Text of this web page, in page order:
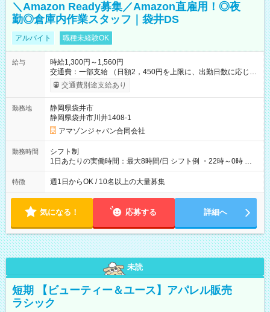
＼Amazon Ready募集／Amazon直雇用！◎夜
勤◎倉庫内作業スタッフ｜袋井DS
アルバイト 職種未経験OK
給与
時給1,300円～1,560円
交通費：一部支給 （日額2，450円を上限に、出勤日数に応じて
実費支給） ※22:00～翌5:00までは時給25%UP！ ■給与前払い
制度あり ※前払い額の上限あり、手数料無料（Amazon負担）
交通費別途支給あり
勤務地
静岡県袋井市
静岡県袋井市川井1408-1
アマゾンジャパン合同会社
勤務時間
シフト制
1日あたりの実働時間：最大8時間/日 シフト例 ・22時～0時 入
社後、就業可能シフトをご確認の上、申請してください。
特徴 週1日からOK / 10名以上の大量募集
気になる！ 応募する 詳細へ
未読
短期 【ビューティー＆ユース】アパレル販売
ラシック